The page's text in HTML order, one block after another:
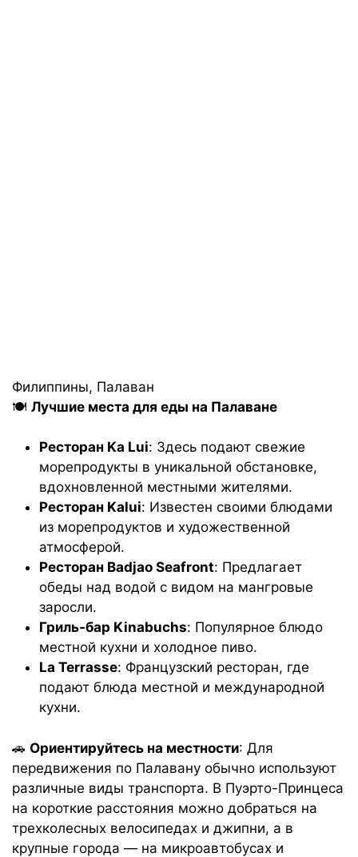
Филиппины, Палаван
🍽️ Лучшие места для еды на Палаване
Ресторан Ka Lui: Здесь подают свежие
морепродукты в уникальной обстановке,
вдохновленной местными жителями.
Ресторан Kalui: Известен своими блюдами
из морепродуктов и художественной
атмосферой.
Ресторан Badjao Seafront: Предлагает
обеды над водой с видом на мангровые
заросли.
Гриль-бар Kinabuchs: Популярное блюдо
местной кухни и холодное пиво.
La Terrasse: Французский ресторан, где
подают блюда местной и международной
кухни.
🚗 Ориентируйтесь на местности: Для
передвижения по Палавану обычно используют
различные виды транспорта. В Пуэрто-Принцеса
на короткие расстояния можно добраться на
трехколесных велосипедах и джипни, а в
крупные города — на микроавтобусах и